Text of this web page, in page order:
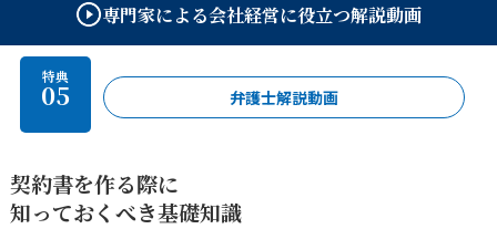
専門家による会社経営に役立つ解説動画
特典
05 弁護士解説動画
契約書を作る際に
知っておくべき基礎知識